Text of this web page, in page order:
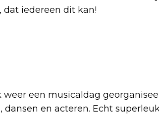
dat iedereen dit kan!
een musicaldag
dansen en acteren. Echt